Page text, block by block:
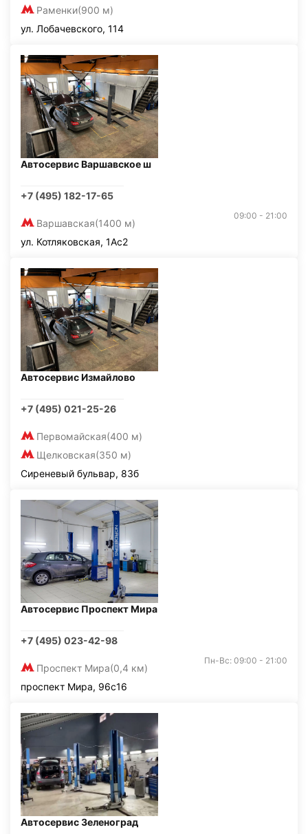
Раменки(900 м)
ул. Лобачевского, 114
Автосервис Варшавское ш
+7 (495) 182-17-65
Варшавская(1400 м)
09:00 - 21:00
ул. Котляковская, 1Ас2
Автосервис Измайлово
+7 (495) 021-25-26
Первомайская(400 м)
Щелковская(350 м)
Сиреневый бульвар, 83б
Автосервис Проспект Мира
+7 (495) 023-42-98
Проспект Мира(0,4 км)
Пн-Вс: 09:00 - 21:00
проспект Мира, 96с16
Автосервис Зеленоград